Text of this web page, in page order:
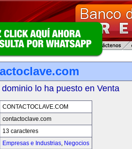
lo ha puesto en Venta
CONTACTOCLAVE.COM
contactoclave.com
13 caracteres
Empresas e Industrias, Negocios